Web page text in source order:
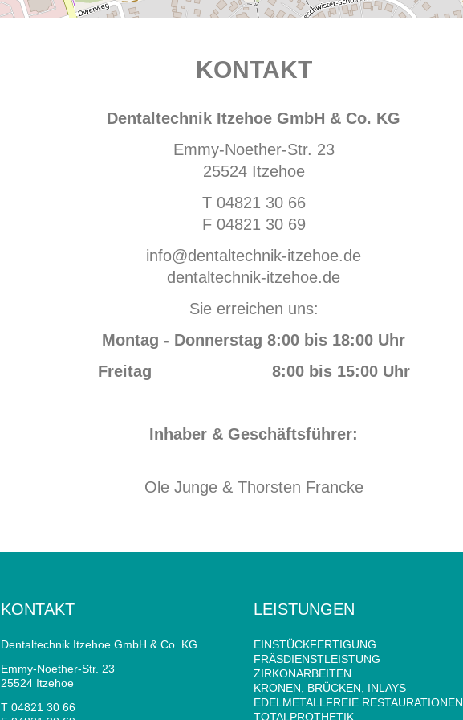
KONTAKT
Dentaltechnik Itzehoe GmbH & Co. KG
Emmy-Noether-Str. 23
25524 Itzehoe
T 04821 30 66
F 04821 30 69
info@dentaltechnik-itzehoe.de
dentaltechnik-itzehoe.de
Sie erreichen uns:
Montag - Donnerstag 8:00 bis 18:00 Uhr
Freitag 8:00 bis 15:00 Uhr
Inhaber & Geschäftsführer:
Ole Junge & Thorsten Francke
KONTAKT
Dentaltechnik Itzehoe GmbH & Co. KG
Emmy-Noether-Str. 23
25524 Itzehoe
T 04821 30 66
LEISTUNGEN
EINSTÜCKFERTIGUNG
FRÄSDIENSTLEISTUNG
ZIRKONARBEITEN
KRONEN, BRÜCKEN, INLAYS
EDELMETALLFREIE RESTAURATIONEN
TOTALPROTHETIK